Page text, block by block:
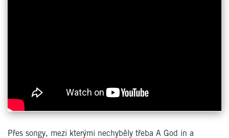
Přes songy, mezi kterými nechyběly třeba A God in a